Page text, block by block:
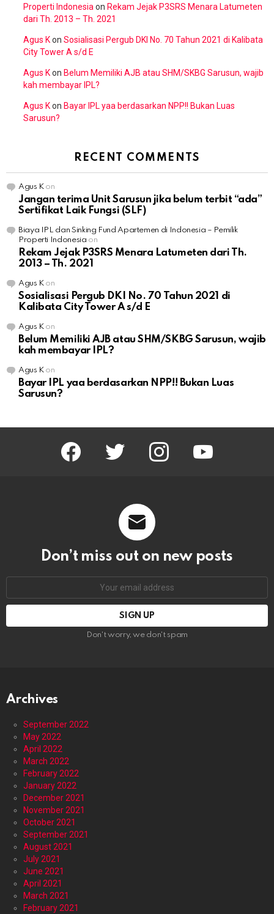
Properti Indonesia on Rekam Jejak P3SRS Menara Latumeten
dari Th. 2013 – Th. 2021
Agus Kon Sosialisasi Pergub DKI No. 70 Tahun 2021 di Kalibata
City Tower A s/d E
Agus Kon Belum Memiliki AJB atau SHM/SKBG Sarusun, wajib
kah membayar IPL?
Agus Kon Bayar IPL yaa berdasarkan NPP!! Bukan Luas
Sarusun?
RECENT COMMENTS
Agus Kon
Jangan terima Unit Sarusun jika belum terbit “ada”
Sertifikat Laik Fungsi (SLF)
Biaya IPL dan Sinking Fund Apartemen di Indonesia – Pemilik
Properti Indonesia on
Rekam Jejak P3SRS Menara Latumeten dari Th.
2013 – Th. 2021
Agus Kon
Sosialisasi Pergub DKI No. 70 Tahun 2021 di
Kalibata City Tower A s/d E
Agus Kon
Belum Memiliki AJB atau SHM/SKBG Sarusun, wajib
kah membayar IPL?
Agus Kon
Bayar IPL yaa berdasarkan NPP!! Bukan Luas
Sarusun?
facebook twitter instagram youtube
Don’t miss out on new posts
Don't worry, we don't spam
Archives
September 2022
May 2022
April 2022
March 2022
February 2022
January 2022
December 2021
November 2021
October 2021
September 2021
August 2021
July 2021
June 2021
April 2021
March 2021
February 2021